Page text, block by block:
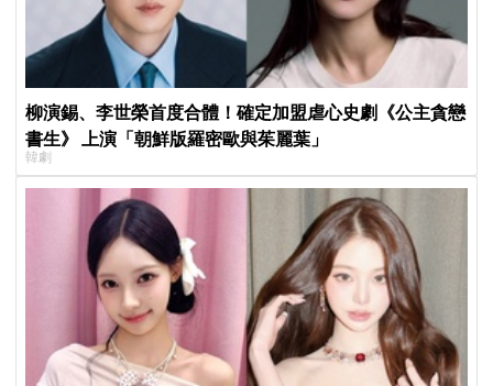
柳演錫、李世榮首度合體！確定加盟虐心史劇《公主貪戀
書生》 上演「朝鮮版羅密歐與茱麗葉」
韓劇